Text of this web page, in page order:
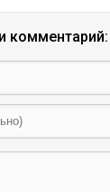
комментарий: